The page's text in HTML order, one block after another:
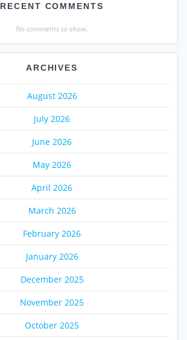
RECENT COMMENTS
No comments to show.
ARCHIVES
August 2026
July 2026
June 2026
May 2026
April 2026
March 2026
February 2026
January 2026
December 2025
November 2025
October 2025